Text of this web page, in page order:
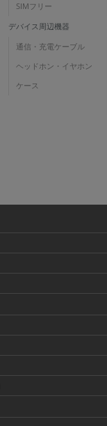
SIMフリー
デバイス周辺機器
通信・充電ケーブル
ヘッドホン・イヤホン
ケース